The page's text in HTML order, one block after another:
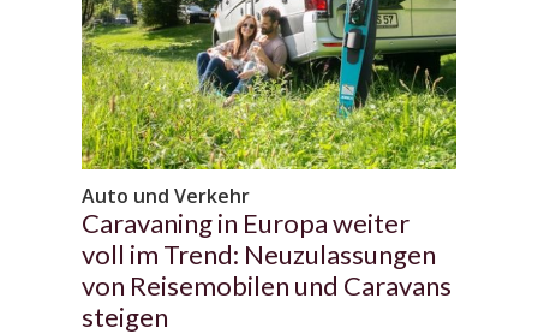
Auto und Verkehr
Caravaning in Europa weiter
voll im Trend: Neuzulassungen
von Reisemobilen und Caravans
steigen